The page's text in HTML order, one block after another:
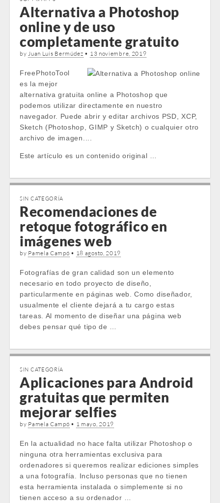
Alternativa a Photoshop
online y de uso
completamente gratuito
byJuan Luis Bermúdez • 13 noviembre, 2019
FreePhotoTool
es la mejor
alternativa gratuita online a Photoshop que
podemos utilizar directamente en nuestro
navegador. Puede abrir y editar archivos PSD, XCP,
Sketch (Photoshop, GIMP y Sketch) o cualquier otro
archivo de imagen....
Este artículo es un contenido original …
SIN CATEGORÍA
Recomendaciones de
retoque fotográfico en
imágenes web
by Pamela Campó • 18 agosto, 2019
Fotografías de gran calidad son un elemento
necesario en todo proyecto de diseño,
particularmente en páginas web. Como diseñador,
usualmente el cliente dejará a tu cargo estas
tareas. Al momento de diseñar una página web
debes pensar qué tipo de …
SIN CATEGORÍA
Aplicaciones para Android
gratuitas que permiten
mejorar selfies
by Pamela Campó • 1 mayo, 2019
En la actualidad no hace falta utilizar Photoshop o
ninguna otra herramientas exclusiva para
ordenadores si queremos realizar ediciones simples
a una fotografía. Incluso personas que no tienen
esta herramienta instalada o simplemente si no
tienen acceso a su ordenador …